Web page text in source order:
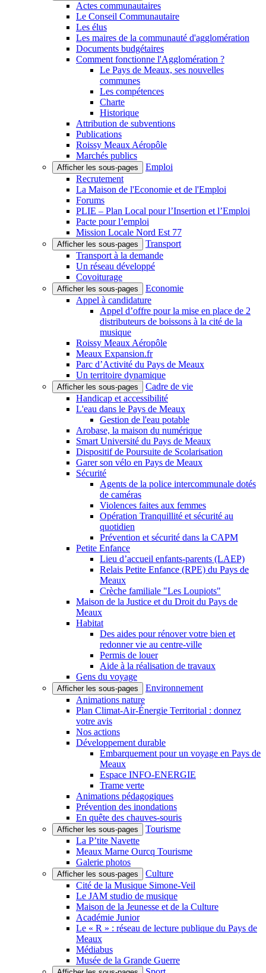
Actes communautaires
Le Conseil Communautaire
Les élus
Les maires de la communauté d'agglomération
Documents budgétaires
Comment fonctionne l'Agglomération ?
Le Pays de Meaux, ses nouvelles
communes
Les compétences
Charte
Historique
Attribution de subventions
Publications
Roissy Meaux Aéropôle
Marchés publics
Afficher les sous-pages
Emploi
Recrutement
La Maison de l'Economie et de l'Emploi
Forums
PLIE – Plan Local pour l’Insertion et l’Emploi
Pacte pour l’emploi
Mission Locale Nord Est 77
Afficher les sous-pages
Transport
Transport à la demande
Un réseau développé
Covoiturage
Afficher les sous-pages
Economie
Appel à candidature
Appel d’offre pour la mise en place de 2
distributeurs de boissons à la cité de la
musique
Roissy Meaux Aéropôle
Meaux Expansion.fr
Parc d’Activité du Pays de Meaux
Un territoire dynamique
Afficher les sous-pages
Cadre de vie
Handicap et accessibilité
L'eau dans le Pays de Meaux
Gestion de l'eau potable
Arobase, la maison du numérique
Smart Université du Pays de Meaux
Dispositif de Poursuite de Scolarisation
Garer son vélo en Pays de Meaux
Sécurité
Agents de la police intercommunale dotés
de caméras
Violences faites aux femmes
Opération Tranquillité et sécurité au
quotidien
Prévention et sécurité dans la CAPM
Petite Enfance
Lieu d’accueil enfants-parents (LAEP)
Relais Petite Enfance (RPE) du Pays de
Meaux
Crèche familiale "Les Loupiots"
Maison de la Justice et du Droit du Pays de
Meaux
Habitat
Des aides pour rénover votre bien et
redonner vie au centre-ville
Permis de louer
Aide à la réalisation de travaux
Gens du voyage
Afficher les sous-pages
Environnement
Animations nature
Plan Climat-Air-Énergie Territorial : donnez
votre avis
Nos actions
Développement durable
Embarquement pour un voyage en Pays de
Meaux
Espace INFO-ENERGIE
Trame verte
Animations pédagogiques
Prévention des inondations
En quête des chauves-souris
Afficher les sous-pages
Tourisme
La P’tite Navette
Meaux Marne Ourcq Tourisme
Galerie photos
Afficher les sous-pages
Culture
Cité de la Musique Simone-Veil
Le JAM studio de musique
Maison de la Jeunesse et de la Culture
Académie Junior
Le « R » : réseau de lecture publique du Pays de
Meaux
Médiabus
Musée de la Grande Guerre